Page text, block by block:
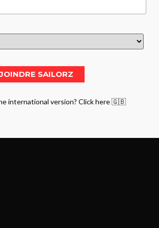
international version? Click here 🇬🇧